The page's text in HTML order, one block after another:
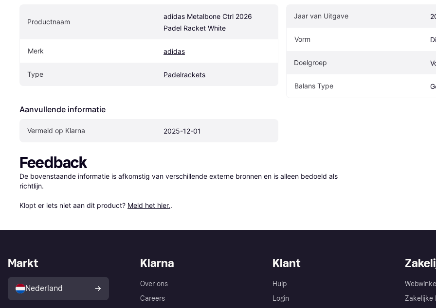
Productnaam
adidas Metalbone Ctrl 2026
Padel Racket White
Merk adidas
Type Padelrackets
Aanvullende informatie
Vermeld op Klarna 2025-12-01
Jaar van Uitgave
Vorm
Doelgroep
Balans Type
Feedback
De bovenstaande informatie is afkomstig van verschillende externe bronnen en is alleen bedoeld als
richtlijn.
Klopt er iets niet aan dit product? Meld het hier..
Klarna
Over ons
Careers
Klant
Hulp
Login
Zakelijke
Markt
Nederland